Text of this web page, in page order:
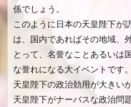
係でしょう。
このように日本の天皇陛下が
は、国内であればその地域、
とって、名誉なことあるいは
な誉れになる大イベントです。
天皇陛下の政治効用が大きい
天皇陛下がナーバスな政治問